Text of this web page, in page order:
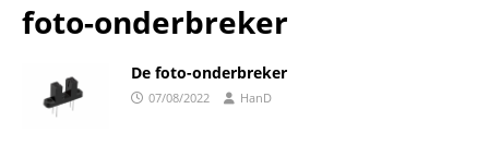
foto-onderbreker
De foto-onderbreker
07/08/2022 HanD